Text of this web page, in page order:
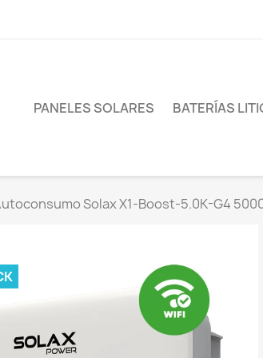
PANELES SOLARES BATERÍAS
Solax X1-Boost-5.0K-G4